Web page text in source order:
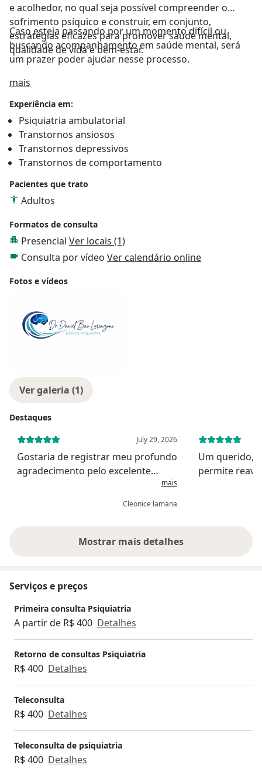
e acolhedor, no qual seja possível compreender o
sofrimento psíquico e construir, em conjunto,
estratégias eficazes para promover saúde mental,
qualidade de vida e bem-estar.
Caso esteja passando por um momento difícil ou
buscando acompanhamento em saúde mental, será
um prazer poder ajudar nesse processo.
mais
Experiência em:
Psiquiatria ambulatorial
Transtornos ansiosos
Transtornos depressivos
Transtornos de comportamento
Pacientes que trato
Adultos
Formatos de consulta
Presencial Ver locais (1)
Consulta por vídeo Ver calendário online
Fotos e vídeos
Ver galeria (1)
Destaques
July 29, 2026
Gostaria de registrar meu profundo
agradecimento pelo excelente
atendimento. É raro encontrar um
médico tão atencioso, humano e
mais
Cleonice lamana
Um querido, excelente escuta o que
permite
Mostrar mais detalhes
sobre a experiência
Serviços e preços
Primeira consulta Psiquiatria
A partir de R$ 400 Detalhes
Retorno de consultas Psiquiatria
R$ 400 Detalhes
Teleconsulta
R$ 400 Detalhes
Teleconsulta de psiquiatria
R$ 400 Detalhes